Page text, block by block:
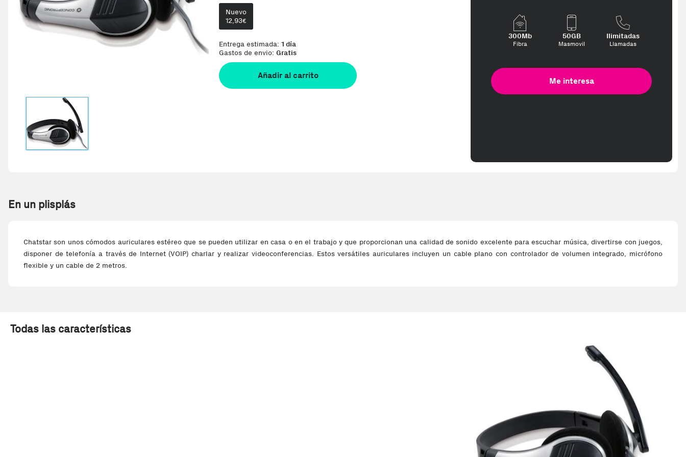
Nuevo
12,93€
Entrega estimada: 1 día
Gastos de envio: Gratis
Añadir al carrito
300Mb
Fibra
50GB
Masmovil
Ilimitadas
Llamadas
Me interesa
En un plisplás
Chatstar son unos cómodos auriculares estéreo que se pueden utilizar en casa o en el trabajo y que proporcionan una calidad de sonido excelente para escuchar música, divertirse con juegos,
disponer de telefonía a través de Internet (VOIP) charlar y realizar videoconferencias. Estos versátiles auriculares incluyen un cable plano con controlador de volumen integrado, micrófono
flexible y un cable de 2 metros.
Todas las características